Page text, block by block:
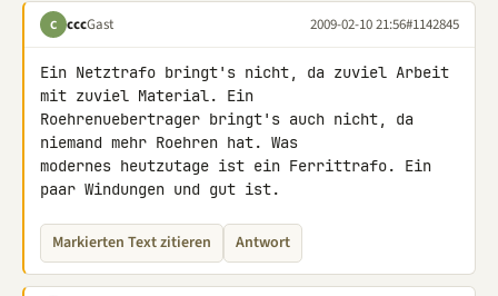
C cccGast 2009-02-10 21:56#1142845
Ein Netztrafo bringt's nicht, da zuviel Arbeit
mit zuviel Material. Ein
Roehrenuebertrager bringt's auch nicht, da
niemand mehr Roehren hat. Was
modernes heutzutage ist ein Ferrittrafo. Ein
paar Windungen und gut ist.
Markierten Text zitieren Antwort